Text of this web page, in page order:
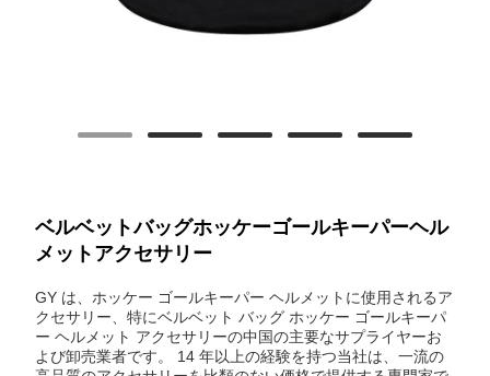
ベルベットバッグホッケーゴールキーパーヘル
メットアクセサリー
GY は、ホッケー ゴールキーパー ヘルメットに使用されるア
クセサリー、特にベルベット バッグ ホッケー ゴールキーパ
ー ヘルメット アクセサリーの中国の主要なサプライヤーお
よび卸売業者です。 14 年以上の経験を持つ当社は、一流の